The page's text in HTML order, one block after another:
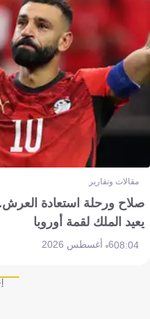
مقالات وتقارير
صلاح ورحلة استعادة
يعيد الملك لقمة أوروبا
08:046 أغسطس 2026